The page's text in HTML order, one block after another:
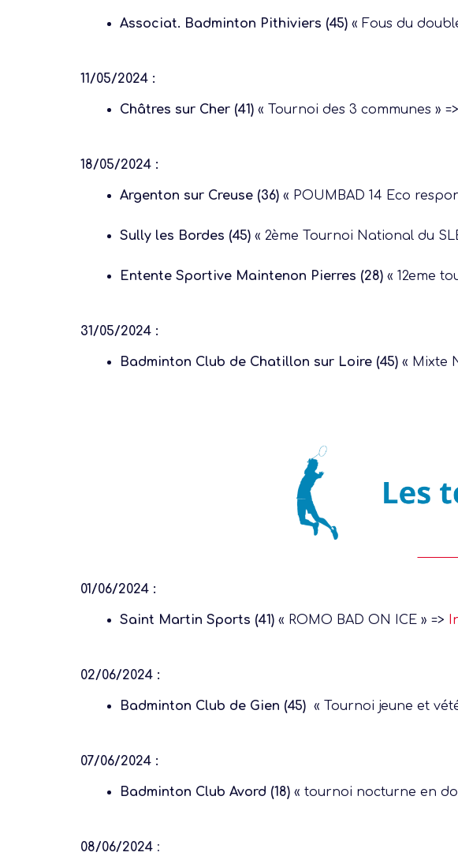
Associat. Badminton Pithiviers (45) « Fous du
11/05/2024 :
Châtres sur Cher (41) « Tournoi des 3 communes » =>
18/05/2024 :
Argenton sur Creuse (36) « POUMBAD 14 Eco
Sully les Bordes (45) « 2ème Tournoi National du
Entente Sportive Maintenon Pierres (28) « 12eme
31/05/2024 :
Badminton Club de Chatillon sur Loire (45) « Mixte
01/06/2024 :
Saint Martin Sports (41) « ROMO BAD ON ICE » =>
02/06/2024 :
Badminton Club de Gien (45) « Tournoi jeune et
07/06/2024 :
Badminton Club Avord (18) « tournoi nocturne en
08/06/2024 :